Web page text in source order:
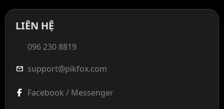
LIÊN HỆ
096 230 8819
mail support@pikfox.com
Facebook / Messenger